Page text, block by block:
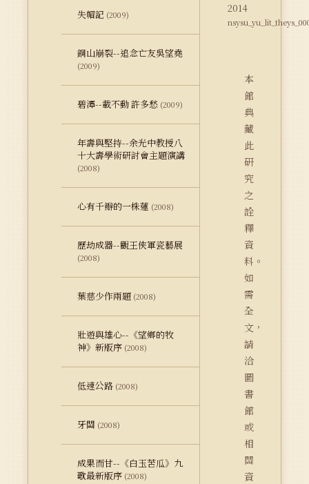
失帽記 (2009)
銅山崩裂--追念亡友吳望堯
(2009)
碧潭--載不動 許多愁 (2009)
年壽與堅持--余光中教授八
十大壽學術研討會主題演講
(2008)
心有千瓣的一株蓮 (2008)
歷劫成器--觀王俠軍瓷藝展
(2008)
葉慈少作兩題 (2008)
壯遊與雄心--《望鄉的牧
神》新版序 (2008)
低速公路 (2008)
牙關 (2008)
成果而甘--《白玉苦瓜》九
歌最新版序 (2008)
2014
本
館
典
藏
此
研
究
之
詮
釋
資
料。
如
需
全
文，
請
洽
圖
書
館
或
相
關
資